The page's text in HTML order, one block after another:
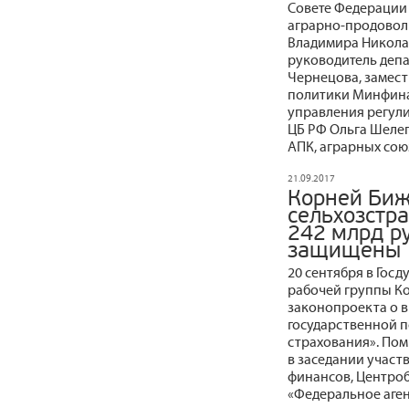
Совете
аграрно-
Владимира
руководитель
Чернецова,
политики
управления
ЦБ РФ Ольга
АПК, аграрных
21.09.2017
Корней
242 млрд
защищены
20 сентября в
рабочей группы
законопроекта о
государственной
страхования».
в заседании
финансов,
«Федеральное